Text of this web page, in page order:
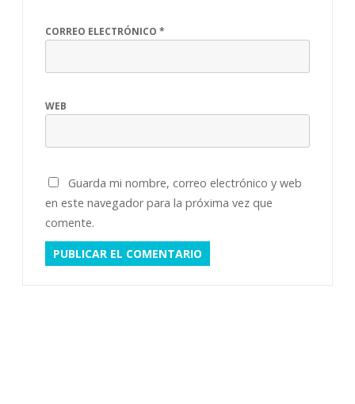
CORREO ELECTRÓNICO *
WEB
Guarda mi nombre, correo electrónico y web
en este navegador para la próxima vez que
comente.